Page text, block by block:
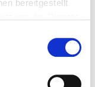
bereitgestellt